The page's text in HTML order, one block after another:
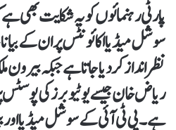
پارٹی رہنمائوں کو یہ شکایت بھی
سوشل میڈیا اکائونٹس پر ان کے
نظر انداز کر دیا جاتا ہے جبکہ
ریاض خان جیسے یوٹیوبرز کی پوسٹس
ہے۔ پی ٹی آئی کے سوشل میڈیا